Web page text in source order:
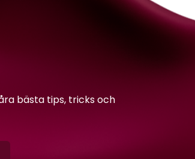
bästa tips, tricks och